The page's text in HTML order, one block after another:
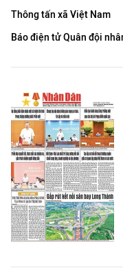
Thông tấn xã Việt Nam
Báo điện tử Quân đội